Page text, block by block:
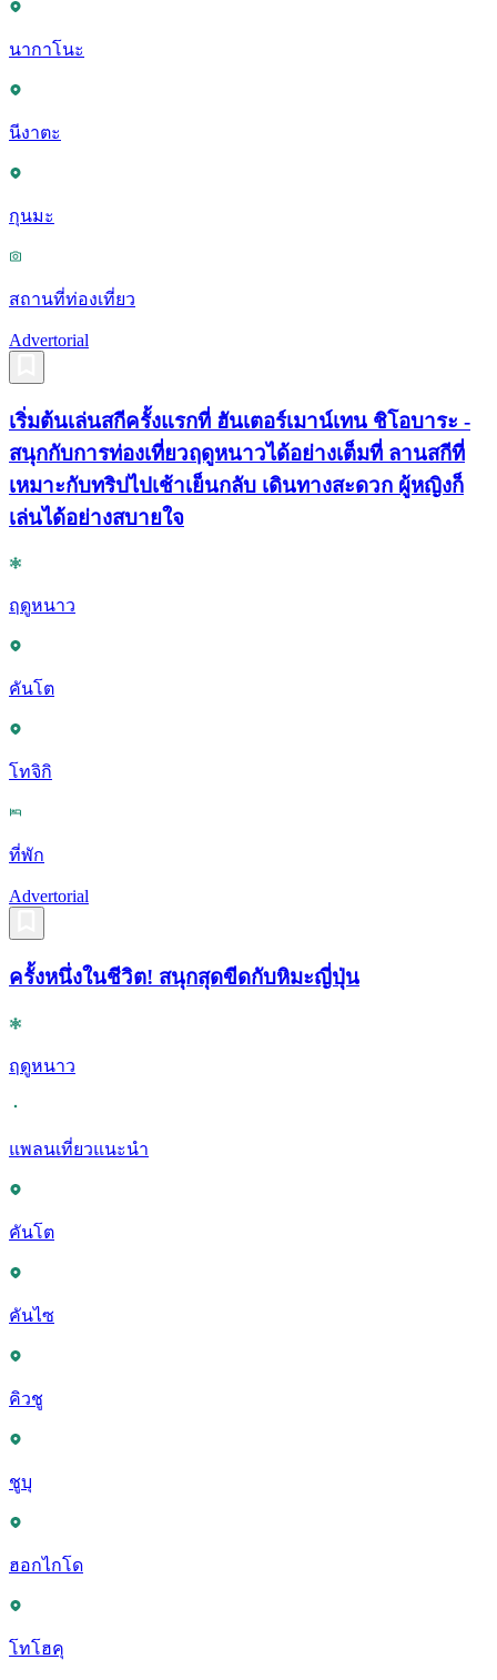
นากาโนะ
นีงาตะ
กุนมะ
สถานที่ท่องเที่ยว
Advertorial
เริ่มต้นเล่นสกีครั้งแรกที่ ฮันเตอร์เมาน์เทน ชิโอบาระ -
สนุกกับการท่องเที่ยวฤดูหนาวได้อย่างเต็มที่ ลานสกีที่
เหมาะกับทริปไปเช้าเย็นกลับ เดินทางสะดวก ผู้หญิงก็
เล่นได้อย่างสบายใจ
ฤดูหนาว
คันโต
โทจิกิ
ที่พัก
Advertorial
ครั้งหนึ่งในชีวิต! สนุกสุดขีดกับหิมะญี่ปุ่น
ฤดูหนาว
แพลนเที่ยวแนะนำ
คันโต
คันไซ
คิวชู
ชูบุ
ฮอกไกโด
โทโฮคุ